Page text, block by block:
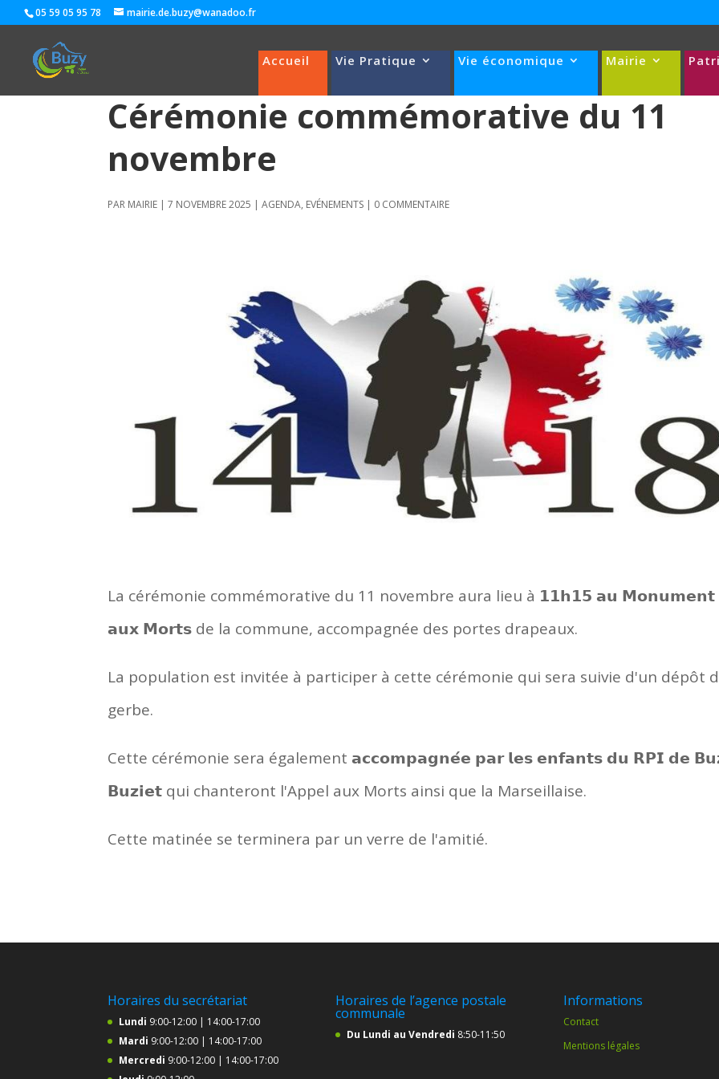
05 59 05 95 78 mairie.de.buzy@wanadoo.fr
Accueil Vie Pratique Vie économique Mairie
Cérémonie commémorative du 11
novembre
PAR MAIRIE |7 NOVEMBRE 2025 |AGENDA, EVÉNEMENTS | 0 COMMENTAIRE
La cérémonie commémorative du 11 novembre aura lieu à 𝟭𝟭𝗵𝟭𝟱 𝗮𝘂 𝗠𝗼𝗻𝘂𝗺𝗲𝗻𝘁
𝗮𝘂𝘅 𝗠𝗼𝗿𝘁𝘀 de la commune, accompagnée des portes drapeaux.
La population est invitée à participer à cette cérémonie qui sera suivie d'un dépôt
gerbe.
Cette cérémonie sera également 𝗮𝗰𝗰𝗼𝗺𝗽𝗮𝗴𝗻𝗲́𝗲 𝗽𝗮𝗿 𝗹𝗲𝘀 𝗲𝗻𝗳𝗮𝗻𝘁𝘀 𝗱𝘂 𝗥𝗣𝗜 𝗱𝗲
𝗕𝘂𝘇𝗶𝗲𝘁 qui chanteront l'Appel aux Morts ainsi que la Marseillaise.
Cette matinée se terminera par un verre de l'amitié.
Horaires du secrétariat
Lundi 9:00-12:00 | 14:00-17:00
Mardi 9:00-12:00 | 14:00-17:00
Mercredi 9:00-12:00 | 14:00-17:00
Horaires de l’agence postale
communale
Du Lundi au Vendredi 8:50-11:50
Informations
Contact
Mentions légales